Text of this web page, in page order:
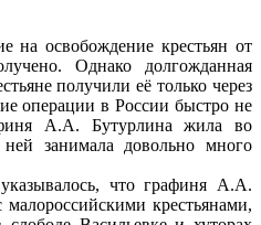
на освобождение крестьян от
Однако долгожданная
получили её только через
операции в России быстро не
А.А. Бутурлина жила во
занимала довольно много
что графиня А.А.
крестьянами,